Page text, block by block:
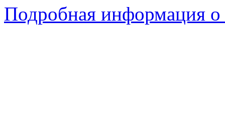
Подробная информация о